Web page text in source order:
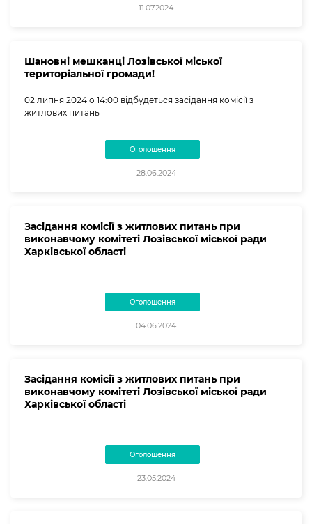
11.07.2024
Шановні мешканці Лозівської міської
територіальної громади!
02 липня 2024 о 14:00 відбудеться засідання комісії з
житлових питань
Оголошення
28.06.2024
Засідання комісії з житлових питань при
виконавчому комітеті Лозівської міської ради
Харківської області
Оголошення
04.06.2024
Засідання комісії з житлових питань при
виконавчому комітеті Лозівської міської ради
Харківської області
Оголошення
23.05.2024